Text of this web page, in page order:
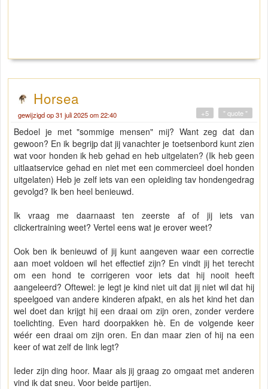
Horsea
gewijzigd op 31 juli 2025 om 22:40 " quote "
+5
Bedoel je met "sommige mensen" mij? Want zeg dat dan
gewoon? En ik begrijp dat jij vanachter je toetsenbord kunt zien
wat voor honden ik heb gehad en heb uitgelaten? (Ik heb geen
uitlaatservice gehad en niet met een commercieel doel honden
uitgelaten) Heb je zelf iets van een opleiding tav hondengedrag
gevolgd? Ik ben heel benieuwd.
Ik vraag me daarnaast ten zeerste af of jij iets van
clickertraining weet? Vertel eens wat je erover weet?
Ook ben ik benieuwd of jij kunt aangeven waar een correctie
aan moet voldoen wil het effectief zijn? En vindt jij het terecht
om een hond te corrigeren voor iets dat hij nooit heeft
aangeleerd? Oftewel: je legt je kind niet uit dat jij niet wil dat hij
speelgoed van andere kinderen afpakt, en als het kind het dan
wel doet dan krijgt hij een draai om zijn oren, zonder verdere
toelichting. Even hard doorpakken hè. En de volgende keer
wéér een draai om zijn oren. En dan maar zien of hij na een
keer of wat zelf de link legt?
Ieder zijn ding hoor. Maar als jij graag zo omgaat met anderen
vind ik dat sneu. Voor beide partijen.